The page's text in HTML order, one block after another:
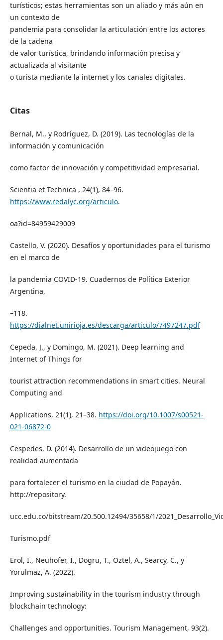
turísticos; estas herramientas son un aliado y más aún en
un contexto de
pandemia para consolidar la articulación entre los actores
de la cadena
de valor turística, brindando información precisa y
actualizada al visitante
o turista mediante la internet y los canales digitales.
Citas
Bernal, M., y Rodríguez, D. (2019). Las tecnologías de la
información y comunicación
como factor de innovación y competitividad empresarial.
Scientia et Technica , 24(1), 84–96.
https://www.redalyc.org/articulo.
oa?id=84959429009
Castello, V. (2020). Desafíos y oportunidades para el turismo
en el marco de
la pandemia COVID-19. Cuadernos de Política Exterior
Argentina,
–118.
https://dialnet.unirioja.es/descarga/articulo/7497247.pdf
Cepeda, J., y Domingo, M. (2021). Deep learning and
Internet of Things for
tourist attraction recommendations in smart cities. Neural
Computing and
Applications, 21(1), 21–38. https://doi.org/10.1007/s00521-
021-06872-0
Cespedes, D. (2014). Desarrollo de un videojuego con
realidad aumentada
para fortalecer el turismo en la ciudad de Popayán.
http://repository.
ucc.edu.co/bitstream/20.500.12494/35658/1/
Turismo.pdf
Erol, I., Neuhofer, I., Dogru, T., Oztel, A., Searcy, C., y
Yorulmaz, A. (2022).
Improving sustainability in the tourism industry through
blockchain technology:
Challenges and opportunities. Tourism Management, 93(2).